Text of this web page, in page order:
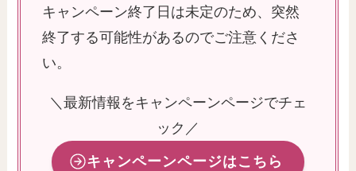
キャンペーン終了日は未定のため、突然
終了する可能性があるのでご注意くださ
い。
＼最新情報をキャンペーンページでチェ
ック／
キャンペーンページはこちら